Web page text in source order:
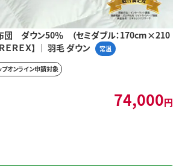
布団 ダウン50％ （セミダブル：170cm×210
ＥＲＥＸ】 ｜ 羽毛 ダウン
常温
プオンライン申請対象
74,000円